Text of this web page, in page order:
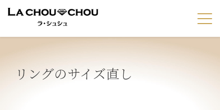
リングのサイズ直し